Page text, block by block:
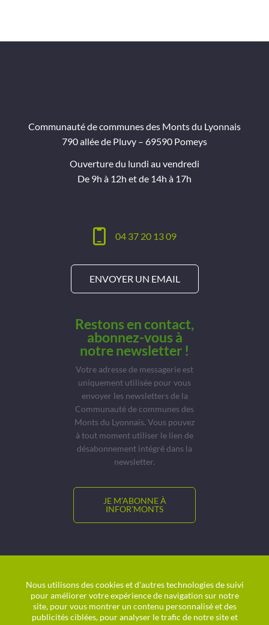
Communauté de communes des Monts du Lyonnais
790 allée de Pluvy – 69590 Pomeys
Ouverture du lundi au vendredi
De 9h à 12h et de 14h à 17h
04 37 20 13 09
ENVOYER UN EMAIL
Restons en contact,
abonnez-vous à
notre newsletter !
Votre adresse de messagerie est
uniquement utilisée pour vous
envoyer les newsletters de la
Communauté de communes des
Monts du Lyonnais. Vous pouvez
à tout moment utiliser le lien de
désabonnement intégré dans la
newsletter.
JE M’ABONNE À
INFOR’MONTS
Location de salles
Charte graphique
Plan du site
Nous utilisons des cookies et d'autres technologies de suivi
pour améliorer votre expérience de navigation sur notre
site, pour vous montrer un contenu personnalisé et des
publicités ciblées, pour analyser le trafic de notre site et